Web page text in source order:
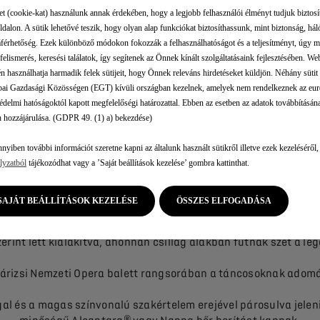
kompaktabb felépítést kap, amely kétféle kivitel, a PALLAS
biztosítása, tökéletes összhangban a márka történeti
keltő, két kiviteli változat az ügyfelek elvárásainak
legjavát nyújtja.
járó megkülönböztető Palace elnevezés ihlette
változata 1964-ben mutatkozott be. Hatvan évvel
megtestesítőjeként tér vissza.
eredeti céljához hűen az adott szegmenshez
kifejezetten Párizsra utaló név, a
mely a Place Charles
a térnek a közepén áll a Diadalív, amely körül a
lett kialakítva, ahonnan csillag alakban futnak szét a
Nemzeti Opera balett rangsorában a táncosoknak
és a magas színvonalú szakértelem erejével párosulva
(cookie-kat) használunk annak érdekében, hogy a legjobb felhasználói élményt tudjuk
A sütik lehetővé teszik, hogy olyan alap funkciókat biztosíthassunk, mint biztonság,
Ezek különböző módokon fokozzák a felhasználhatóságot és a teljesítményt, úgy
keresési találatok, így segítenek az Önnek kínált szolgáltatásaink fejlesztésében.
használhatja harmadik felek sütijeit, hogy Önnek releváns hirdetéseket küldjön. Néhány sütit
Gazdasági Közösségen (EGT) kívüli országban kezelnek, amelyek nem rendelkeznek az
hatóságoktól kapott megfelelőségi határozattal. Ebben az esetben az adatok
hozzájárulása. (GDPR 49. (1) a) bekezdése)
további információt szeretne kapni az általunk használt sütikről illetve ezek kezeléséről,
tájékozódhat vagy a ’Saját beállítások kezelése’ gombra kattinthat.
SAJÁT BEÁLLÍTÁSOK KEZELÉSE ÖSSZES ELFOGADÁSA